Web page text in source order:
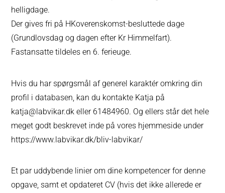
helligdage.
Der gives fri på HKoverenskomst-besluttede dage
(Grundlovsdag og dagen efter Kr Himmelfart).
Fastansatte tildeles en 6. ferieuge.
Hvis du har spørgsmål af generel karaktér omkring din
profil i databasen, kan du kontakte Katja på
katja@labvikar.dk eller 61484960. Og ellers står det hele
meget godt beskrevet inde på vores hjemmeside under
https://www.labvikar.dk/bliv-labvikar/
Et par uddybende linier om dine kompetencer for denne
opgave, samt et opdateret CV (hvis det ikke allerede er